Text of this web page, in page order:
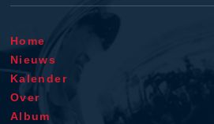
Home
Nieuws
Kalender
Over
Album